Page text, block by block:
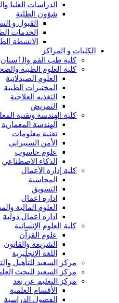
الدراسات العليا
شؤون الطلبة
القبول و
الخدمات
الانشطة
الكليات و المراكز
كلية طب الفم والٲسنان
كلية العلوم الطبية
العلوم الصيدلانية
المختبرات الطبية
التغذيه العلاجية
التمريض
كلية الهندسة وتقنية
الهندسة المعمارية
تقنية معلومات
الأمن السيبراني
علوم حاسوب
الذكاء الاصطناعي
كلية إدارة الأعمال
المحاسبة
التسويق
اداره اعمال
العلوم المالية
اداره اعمال دولية
كلية العلوم الإنسانية
علوم القرآن
الشريعة والقانون
اللغة الإنجليزية
مركز السعيد للتأهيل
مركز السعيد للبحث
مركز التعليم عن بعد
الأقسام العلمية
الفصول الدراسية